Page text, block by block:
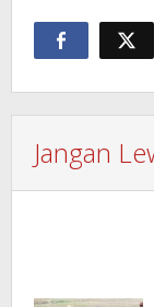
Jangan